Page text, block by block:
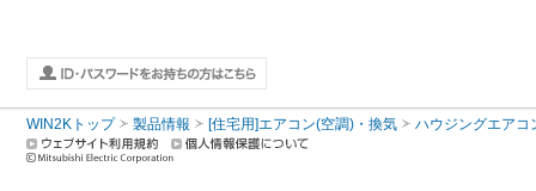
WIN2Kトップ 製品情報 [住宅用]エアコン(空調)・換気 ハウジングエアコ